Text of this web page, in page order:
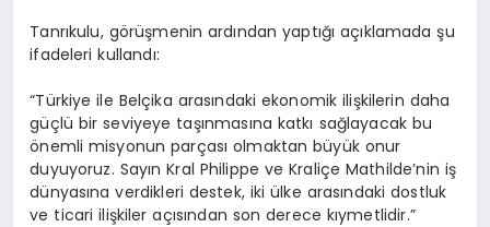
Tanrıkulu, görüşmenin ardından yaptığı açıklamada şu
ifadeleri kullandı:
“Türkiye ile Belçika arasındaki ekonomik ilişkilerin daha
güçlü bir seviyeye taşınmasına katkı sağlayacak bu
önemli misyonun parçası olmaktan büyük onur
duyuyoruz. Sayın Kral Philippe ve Kraliçe Mathilde’nin iş
dünyasına verdikleri destek, iki ülke arasındaki dostluk
ve ticari ilişkiler açısından son derece kıymetlidir.”